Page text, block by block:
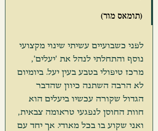
(תומאס מור)
לפני כשבועיים עשיתי שינוי מקצועי
נוסף והתחלתי לנהל את 'יעלים',
מרכז טיפולי בטבע בעין יעל. ביומיום
לא הרבה השתנה כיוון שהדבר
הגדול שקורה עכשיו ביעלים הוא
חוות החוסן לנפגעי טראומה צבאית,
ואני שקוע בו בכל מאודי. אך יחד עם